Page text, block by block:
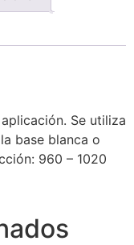
Se utiliza
base blanca o
960 – 1020